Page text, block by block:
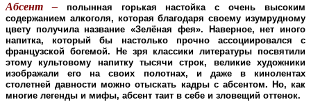
Абсент –полынная горькая настойка с очень высоким
содержанием алкоголя, которая благодаря своему изумрудному
цвету получила название «Зелёная фея». Наверное, нет иного
напитка, который бы настолько прочно ассоциировался с
французской богемой. Не зря классики литературы посвятили
этому культовому напитку тысячи строк, великие художники
изображали его на своих полотнах, и даже в кинолентах
столетней давности можно отыскать кадры с абсентом. Но, как
многие легенды и мифы, абсент таит в себе и зловещий оттенок.